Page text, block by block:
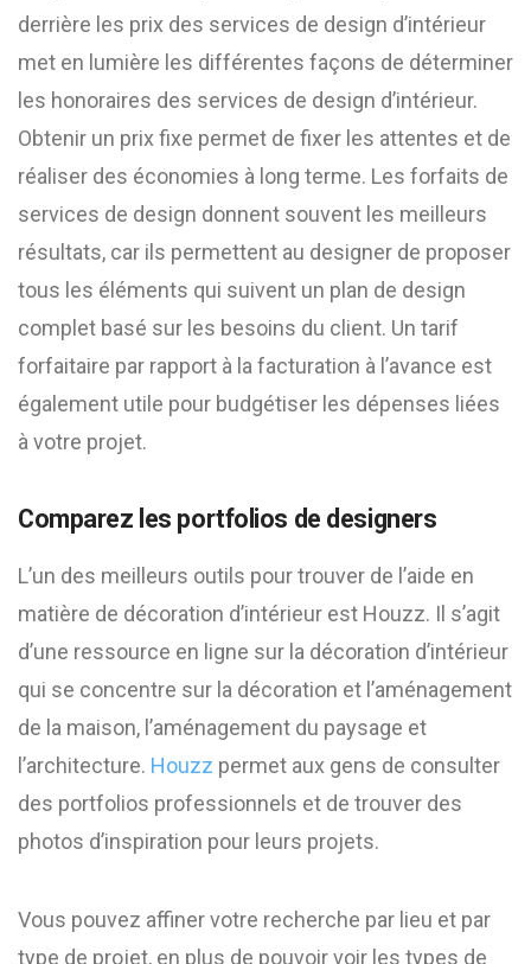
derrière les prix des services de design d’intérieur
met en lumière les différentes façons de déterminer
les honoraires des services de design d’intérieur.
Obtenir un prix fixe permet de fixer les attentes et de
réaliser des économies à long terme. Les forfaits de
services de design donnent souvent les meilleurs
résultats, car ils permettent au designer de proposer
tous les éléments qui suivent un plan de design
complet basé sur les besoins du client. Un tarif
forfaitaire par rapport à la facturation à l’avance est
également utile pour budgétiser les dépenses liées
à votre projet.
Comparez les portfolios de designers
L’un des meilleurs outils pour trouver de l’aide en
matière de décoration d’intérieur est Houzz. Il s’agit
d’une ressource en ligne sur la décoration d’intérieur
qui se concentre sur la décoration et l’aménagement
de la maison, l’aménagement du paysage et
l’architecture. Houzz permet aux gens de consulter
des portfolios professionnels et de trouver des
photos d’inspiration pour leurs projets.
Vous pouvez affiner votre recherche par lieu et par
type de projet, en plus de pouvoir voir les types de